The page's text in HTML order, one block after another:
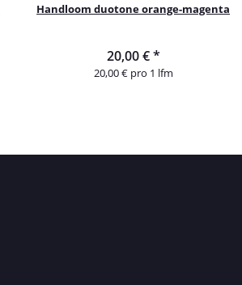
Handloom duotone orange-magenta
20,00 €*
20,00 € pro 1 lfm